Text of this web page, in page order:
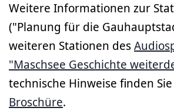
Weitere Informationen zur
("Planung für die
weiteren Stationen des
"Maschsee Geschichte
technische Hinweise finden
Broschüre.